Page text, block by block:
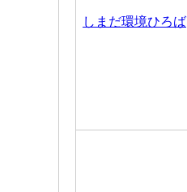
しまだ環境ひろば